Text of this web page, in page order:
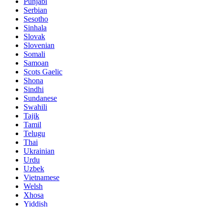
Serbian
Sesotho
Sinhala
Slovak
Slovenian
Somali
Samoan
Scots Gaelic
Shona
Sindhi
Sundanese
Swahili
Tajik
Tamil
Telugu
Thai
Ukrainian
Urdu
Uzbek
Vietnamese
Welsh
Xhosa
Yiddish